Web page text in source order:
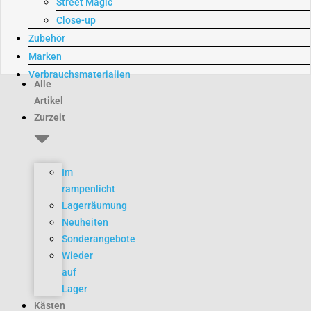
Street Magic
Close-up
Zubehör
Marken
Verbrauchsmaterialien
Alle
Artikel
Zurzeit
Im
rampenlicht
Lagerräumung
Neuheiten
Sonderangebote
Wieder
auf
Lager
Kästen